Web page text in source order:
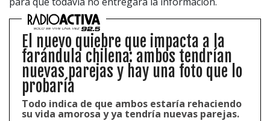
El nuevo quiebre que impacta a la
farándula chilena: ambos tendrían
nuevas parejas y hay una foto que lo
probaría
Todo indica de que ambos estaría rehaciendo
su vida amorosa y ya tendría nuevas parejas.